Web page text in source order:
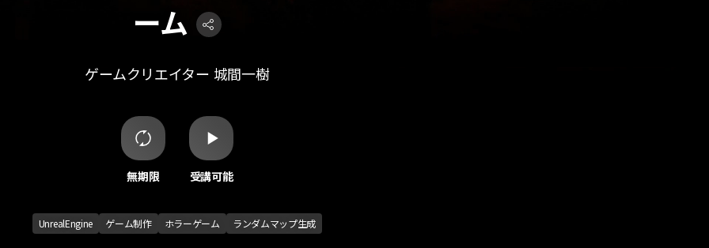
ーム
ゲームクリエイター 城間一樹
無期限 受講可能
UnrealEngine ゲーム制作 ホラーゲーム ランダムマップ生成